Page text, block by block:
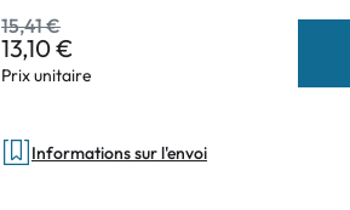
15,41 €
13,10 €
Prix unitaire
Informations sur l'envoi